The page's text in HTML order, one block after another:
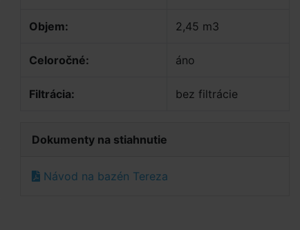
Objem: 2,45 m3
Celoročné: áno
Filtrácia: bez filtrácie
Dokumenty na stiahnutie
Návod na bazén Tereza